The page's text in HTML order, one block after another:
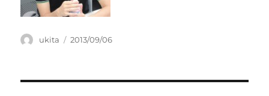
Author
ukita
Posted
2013/09/06